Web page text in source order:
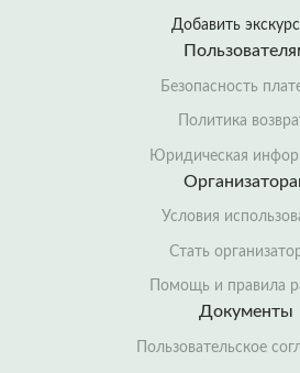
Добавить
Безопасность
Политика
Юридическая
Условия
Стать
Помощь и правила
Документы
Пользовательское